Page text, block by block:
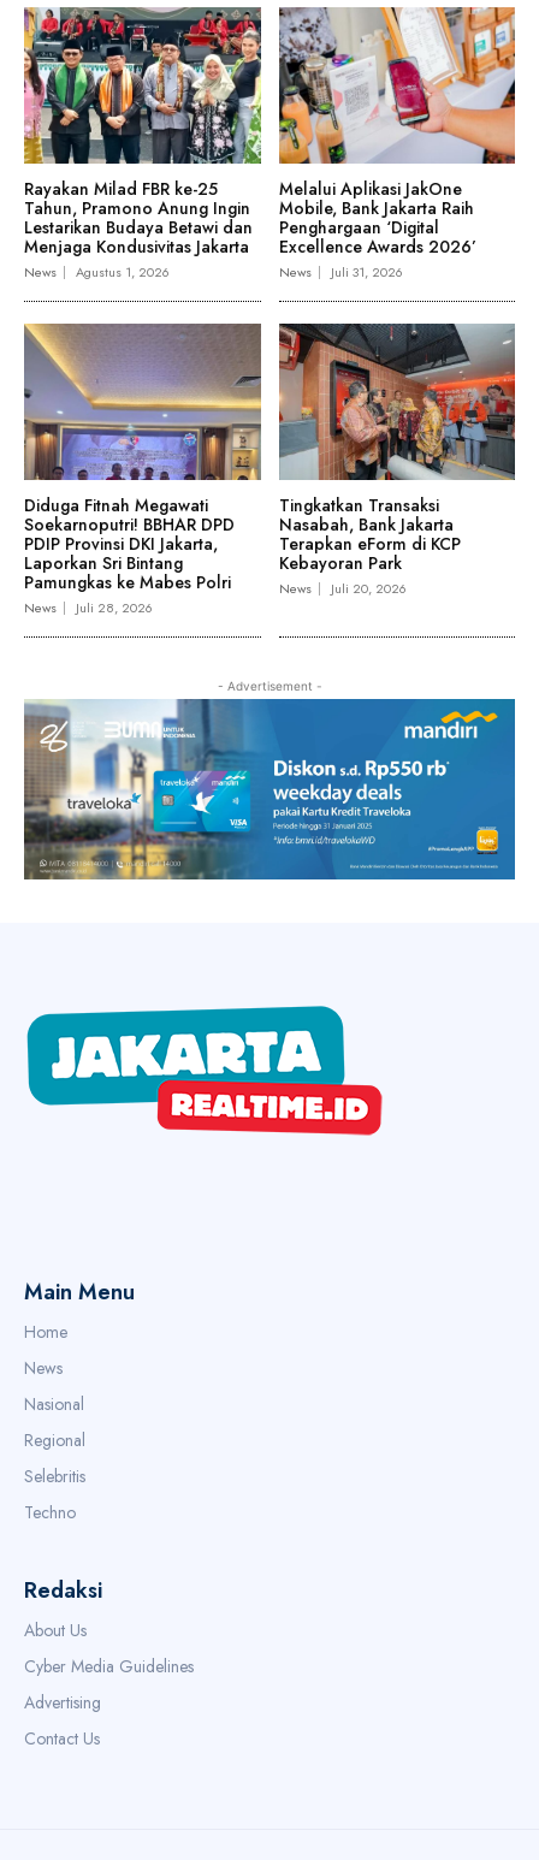
Rayakan Milad FBR ke-25
Tahun, Pramono Anung Ingin
Lestarikan Budaya Betawi dan
Menjaga Kondusivitas Jakarta
News Agustus 1, 2026
Melalui Aplikasi JakOne
Mobile, Bank Jakarta Raih
Penghargaan ‘Digital
Excellence Awards 2026’
News Juli 31, 2026
Diduga Fitnah Megawati
Soekarnoputri! BBHAR DPD
PDIP Provinsi DKI Jakarta,
Laporkan Sri Bintang
Pamungkas ke Mabes Polri
News Juli 28, 2026
Tingkatkan Transaksi
Nasabah, Bank Jakarta
Terapkan eForm di KCP
Kebayoran Park
News Juli 20, 2026
- Advertisement -
Main Menu
Home
News
Nasional
Regional
Selebritis
Techno
Redaksi
About Us
Cyber Media Guidelines
Advertising
Contact Us